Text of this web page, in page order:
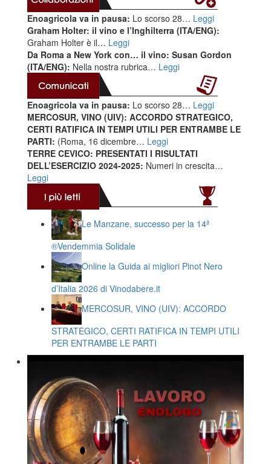
Enoagricola va in pausa: Lo scorso 28… Leggi
Graham Holter: il vino e l’Inghilterra (ITA/ENG):
Graham Holter è il… Leggi
Da Roma a New York con… il vino: Susan Gordon
(ITA/ENG): Nella nostra rubrica… Leggi
Enoagricola va in pausa: Lo scorso 28… Leggi
MERCOSUR, VINO (UIV): ACCORDO STRATEGICO,
CERTI RATIFICA IN TEMPI UTILI PER ENTRAMBE LE
PARTI: (Roma, 16 dicembre… Leggi
TERRE CEVICO: PRESENTATI I RISULTATI
DELL’ESERCIZIO 2024-2025: Numeri in crescita…
Leggi
Le Manzane, successo per la 14ª
®️Vendemmia Solidale
Online la Guida ai migliori Pinot Nero
d’Italia 2026 di Vinodabere.it
MERCOSUR, VINO (UIV): ACCORDO
STRATEGICO, CERTI RATIFICA IN TEMPI UTILI
PER ENTRAMBE LE PARTI